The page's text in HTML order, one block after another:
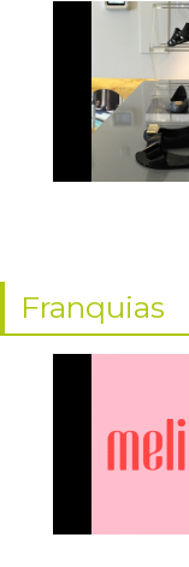
Franquias